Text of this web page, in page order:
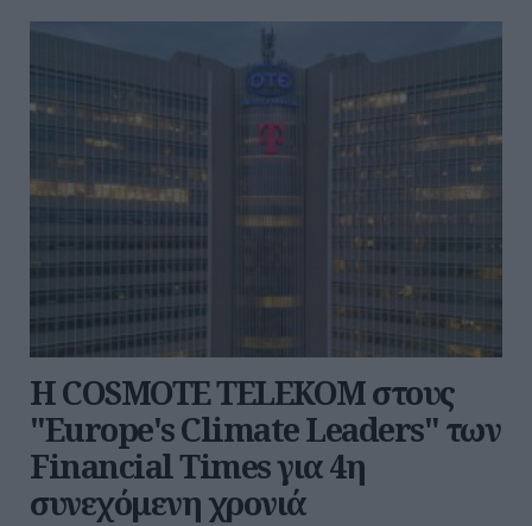
Η COSMOTE TELEKOM στους
"Europe's Climate Leaders" των
Financial Times για 4η
συνεχόμενη χρονιά